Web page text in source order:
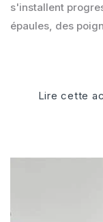
s'installent
épaules, des
Lire cette